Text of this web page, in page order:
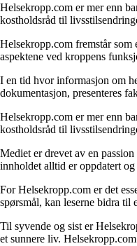
Helsekropp.com er mer enn
kostholdsråd til
Helsekropp.com fremstår
aspektene ved kroppens
I en tid hvor informasjon om
dokumentasjon, presenteres
Helsekropp.com er mer enn
kostholdsråd til
Mediet er drevet av en
innholdet alltid er oppdatert
For Helsekropp.com er det
spørsmål, kan leserne bidra til
Til syvende og sist er
et sunnere liv.